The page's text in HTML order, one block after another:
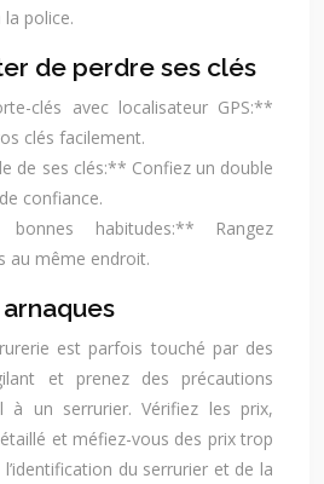
police.
de perdre ses clés
clés avec localisateur GPS:**
clés facilement.
de ses clés:** Confiez un double
confiance.
habitudes:** Rangez
au même endroit.
est parfois touché par des
et prenez des précautions
à un serrurier. Vérifiez les prix,
et méfiez-vous des prix trop
du serrurier et de la